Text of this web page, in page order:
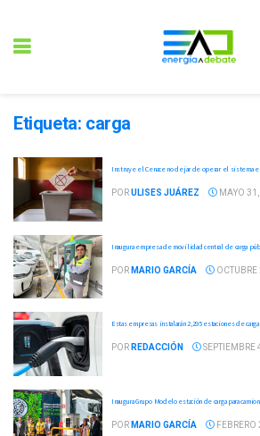
Etiqueta: carga
Instruye el Cenace no dejar de operar el sistema
PORULISES JUÁREZ MAYO
Inaugura empresa de movilidad central de carga
POR MARIO GARCÍA
Estas empresas instalarán 2,295 estaciones de carga
POR REDACCIÓN SEPTIEMBRE
Inaugura Grupo Modelo estación de carga para
POR MARIO GARCÍA